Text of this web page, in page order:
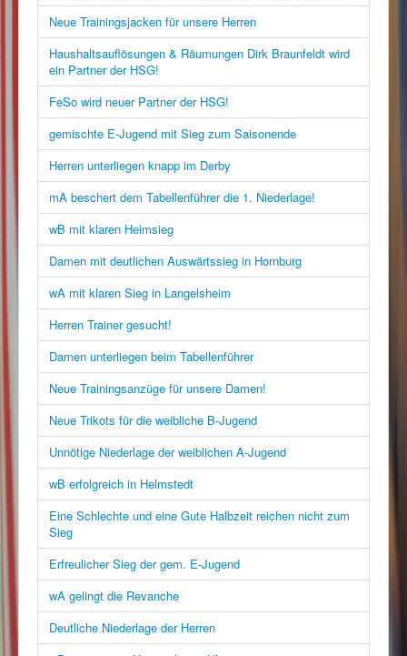
Neue Trainingsjacken für unsere Herren
Haushaltsauflösungen & Räumungen Dirk Braunfeldt wird
ein Partner der HSG!
FeSo wird neuer Partner der HSG!
gemischte E-Jugend mit Sieg zum Saisonende
Herren unterliegen knapp im Derby
mA beschert dem Tabellenführer die 1. Niederlage!
wB mit klaren Heimsieg
Damen mit deutlichen Auswärtssieg in Hornburg
wA mit klaren Sieg in Langelsheim
Herren Trainer gesucht!
Damen unterliegen beim Tabellenführer
Neue Trainingsanzüge für unsere Damen!
Neue Trikots für die weibliche B-Jugend
Unnötige Niederlage der weiblichen A-Jugend
wB erfolgreich in Helmstedt
Eine Schlechte und eine Gute Halbzeit reichen nicht zum
Sieg
Erfreulicher Sieg der gem. E-Jugend
wA gelingt die Revanche
Deutliche Niederlage der Herren